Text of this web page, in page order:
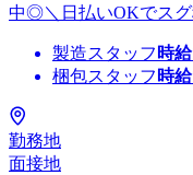
中◎＼日払いOKでスグ
製造スタッフ 時給
梱包スタッフ 時給
勤務地
面接地